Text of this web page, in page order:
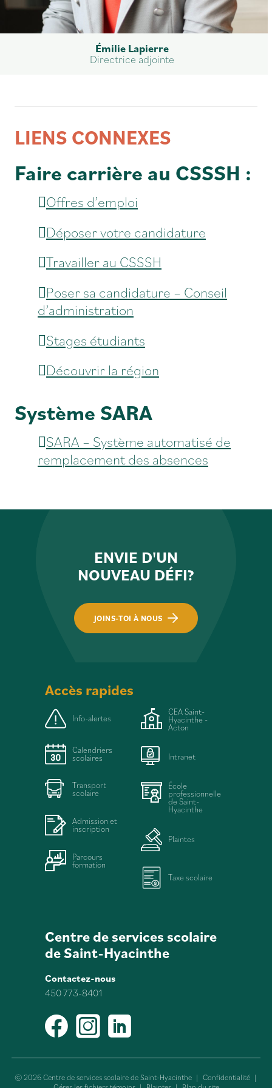
Émilie Lapierre
Directrice adjointe
LIENS CONNEXES
Faire carrière au CSSSH :
Offres d’emploi
Déposer votre candidature
Travailler au CSSSH
Poser sa candidature – Conseil
d’administration
Stages étudiants
Découvrir la région
Système SARA
SARA – Système automatisé de
remplacement des absences
ENVIE D'UN
NOUVEAU DÉFI?
JOINS-TOI À NOUS
Accès rapides
Info-alertes
Calendriers
scolaires
Transport
scolaire
Admission et
inscription
Parcours
formation
CEA Saint-
Hyacinthe -
Acton
Intranet
École
professionnelle
de Saint-
Hyacinthe
Plaintes
Taxe scolaire
Centre de services scolaire
de Saint-Hyacinthe
Contactez-nous
450 773-8401
Facebook
Instagram
LinkedIn
© 2026 Centre de services scolaire de Saint-Hyacinthe | Confidentialité |